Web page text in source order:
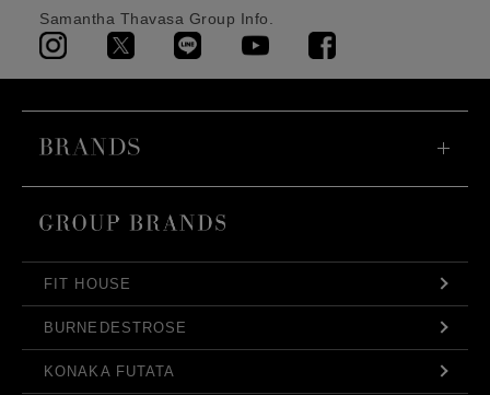
Samantha Thavasa Group Info.
FIT HOUSE
BURNEDESTROSE
KONAKA FUTATA